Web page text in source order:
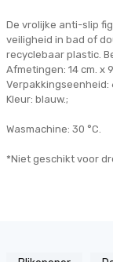
De vrolijke anti-slip
veiligheid in bad of
recyclebaar plastic.
Afmetingen: 14 cm. x
Verpakkingseenheid:
Kleur: blauw.;
Wasmachine: 30 °C.
*Niet geschikt voor